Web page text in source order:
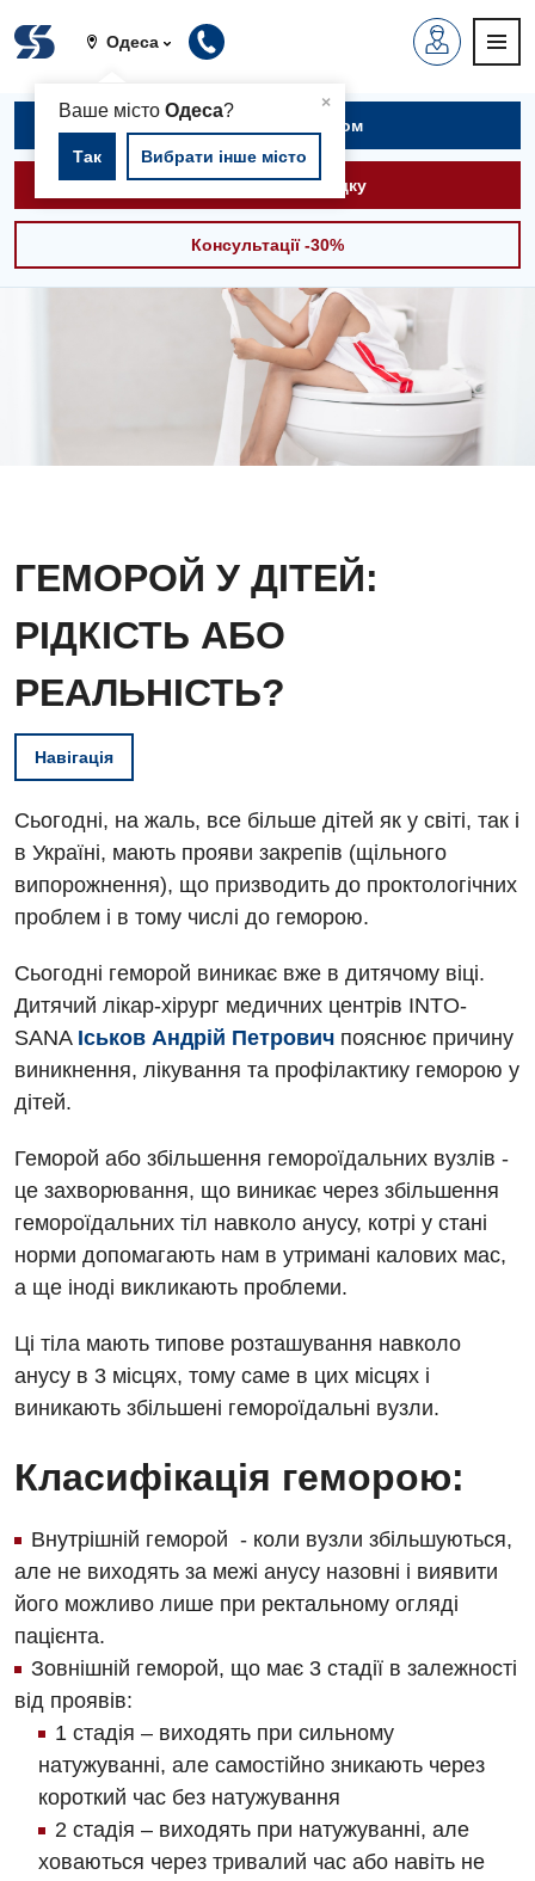
Одеса
×
Ваше містоОдеса?
Так Вибрати інше місто
Вакансії
Записатися на прийом
Викликати швидку
Консультації -30%
ГЕМОРОЙ У ДІТЕЙ:
РІДКІСТЬ АБО
РЕАЛЬНІСТЬ?
Навігація
Сьогодні, на жаль, все більше дітей як у світі, так і
в Україні, мають прояви закрепів (щільного
випорожнення), що призводить до проктологічних
проблем і в тому числі до геморою.
Сьогодні геморой виникає вже в дитячому віці.
Дитячий лікар-хірург медичних центрів INTO-
SANA Іськов Андрій Петрович пояснює причину
виникнення, лікування та профілактику геморою у
дітей.
Геморой або збільшення гемороїдальних вузлів -
це захворювання, що виникає через збільшення
гемороїдальних тіл навколо анусу, котрі у стані
норми допомагають нам в утримані калових мас,
а ще іноді викликають проблеми.
Ці тіла мають типове розташування навколо
анусу в 3 місцях, тому саме в цих місцях і
виникають збільшені гемороїдальні вузли.
Класифікація геморою:
Внутрішній геморой - коли вузли збільшуються,
але не виходять за межі анусу назовні і виявити
його можливо лише при ректальному огляді
пацієнта.
Зовнішній геморой, що має 3 стадії в залежності
від проявів:
1 стадія – виходять при сильному
натужуванні, але самостійно зникають через
короткий час без натужування
2 стадія – виходять при натужуванні, але
ховаються через тривалий час або навіть не